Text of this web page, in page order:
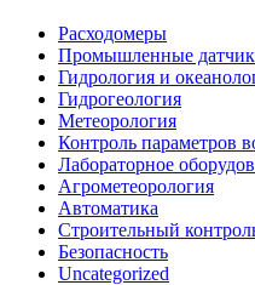
Расходомеры
Промышленные
Гидрология и
Гидрогеология
Метеорология
Контроль параметров
Лабораторное
Агрометеорология
Автоматика
Строительный
Безопасность
Uncategorized